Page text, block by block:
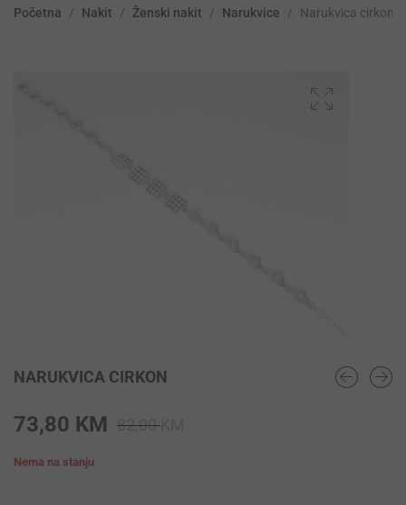
Početna / Nakit / Ženski nakit / Narukvice / Narukvica cirkon
NARUKVICA CIRKON
82,00
73,80 KM
Nema na stanju